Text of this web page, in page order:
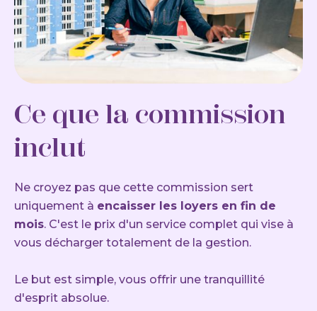
Ce que la commission
inclut
Ne croyez pas que cette commission sert
uniquement à encaisser les loyers en fin de
mois. C'est le prix d'un service complet qui vise à
vous décharger totalement de la gestion.
Le but est simple, vous offrir une tranquillité
d'esprit absolue.